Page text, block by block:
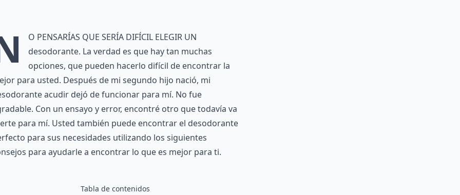
o pensarías que sería difícil elegir un
desodorante. La verdad es que hay tan muchas
opciones, que pueden hacerlo difícil de encontrar la
para usted. Después de mi segundo hijo nació, mi
acudir dejó de funcionar para mí. No fue
Con un ensayo y error, encontré otro que todavía va
para mí. Usted también puede encontrar el desodorante
para sus necesidades utilizando los siguientes
para ayudarle a encontrar lo que es mejor para ti.
Tabla de contenidos